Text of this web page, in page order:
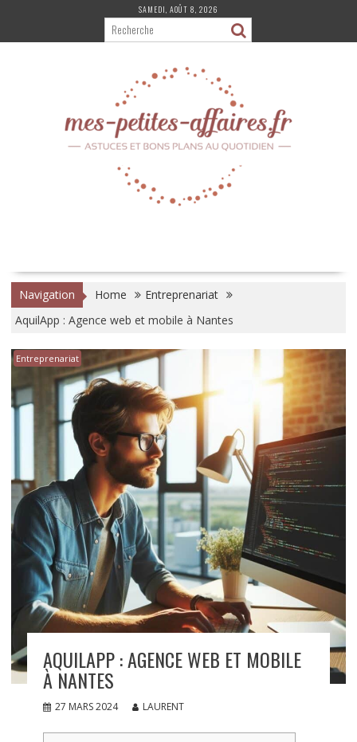
content
SAMEDI, AOÛT 8, 2026
Navigation Home
Entreprenariat
AquilApp : Agence web et mobile à Nantes
Entreprenariat
AQUILAPP : AGENCE WEB ET MOBILE
À NANTES
27 MARS 2024 LAURENT